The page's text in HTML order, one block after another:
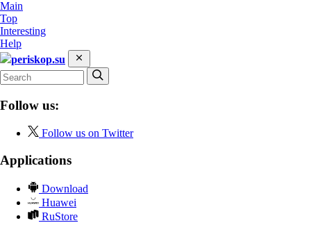
Main
Top
Interesting
Help
periskop.su
Follow us:
Follow us on Twitter
Applications
Download
Huawei
RuStore